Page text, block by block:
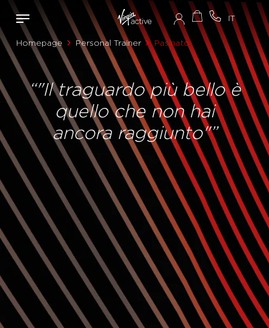
Homepage Personal Trainer Pasinato
“"Il traguardo più bello è
quello che non hai
ancora raggiunto"”